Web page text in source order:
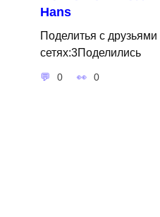
Hans
Поделитья с
сетях:3Поделились
0 0